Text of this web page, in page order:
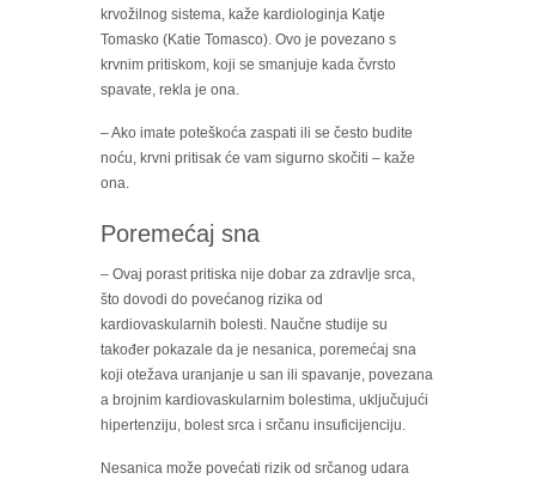
krvožilnog sistema, kaže kardiologinja Katje
Tomasko (Katie Tomasco). Ovo je povezano s
krvnim pritiskom, koji se smanjuje kada čvrsto
spavate, rekla je ona.
– Ako imate poteškoća zaspati ili se često budite
noću, krvni pritisak će vam sigurno skočiti – kaže
ona.
Poremećaj sna
– Ovaj porast pritiska nije dobar za zdravlje srca,
što dovodi do povećanog rizika od
kardiovaskularnih bolesti. Naučne studije su
također pokazale da je nesanica, poremećaj sna
koji otežava uranjanje u san ili spavanje, povezana
a brojnim kardiovaskularnim bolestima, uključujući
hipertenziju, bolest srca i srčanu insuficijenciju.
Nesanica može povećati rizik od srčanog udara